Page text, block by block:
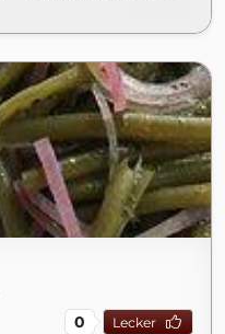
0 Lecker